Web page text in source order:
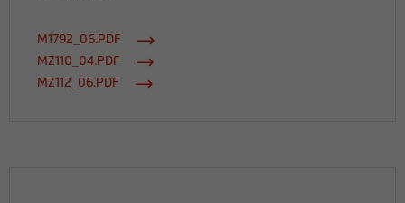
M1792_06.PDF
MZ110_04.PDF
MZ112_06.PDF